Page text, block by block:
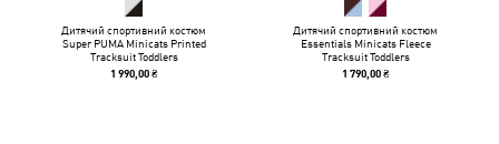
Дитячий спортивний костюм
Super PUMA Minicats Printed
Tracksuit Toddlers
1 990,00 ₴
Дитячий спортивний костюм
Essentials Minicats Fleece
Tracksuit Toddlers
1 790,00 ₴